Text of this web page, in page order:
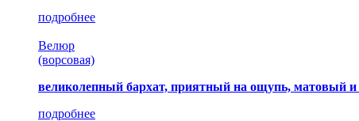
подробнее
Велюр
(ворсовая)
великолепный бархат, приятный на ощупь, матовый
подробнее